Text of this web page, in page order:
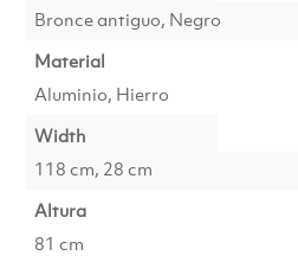
Bronce antiguo, Negro
Material
Aluminio, Hierro
Width
118 cm, 28 cm
Altura
81 cm